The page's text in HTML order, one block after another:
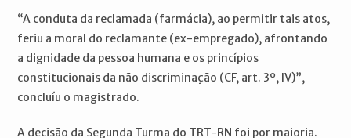
“A conduta da reclamada (farmácia), ao permitir tais atos,
feriu a moral do reclamante (ex-empregado), afrontando
a dignidade da pessoa humana e os princípios
constitucionais da não discriminação (CF, art. 3º, IV)”,
concluíu o magistrado.
A decisão da Segunda Turma do TRT-RN foi por maioria.